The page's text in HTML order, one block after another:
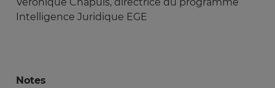
Intelligence Juridique EGE
Notes